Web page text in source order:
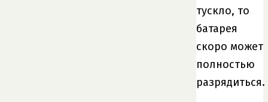
тускло, то
батарея
скоро может
полностью
разрядиться.